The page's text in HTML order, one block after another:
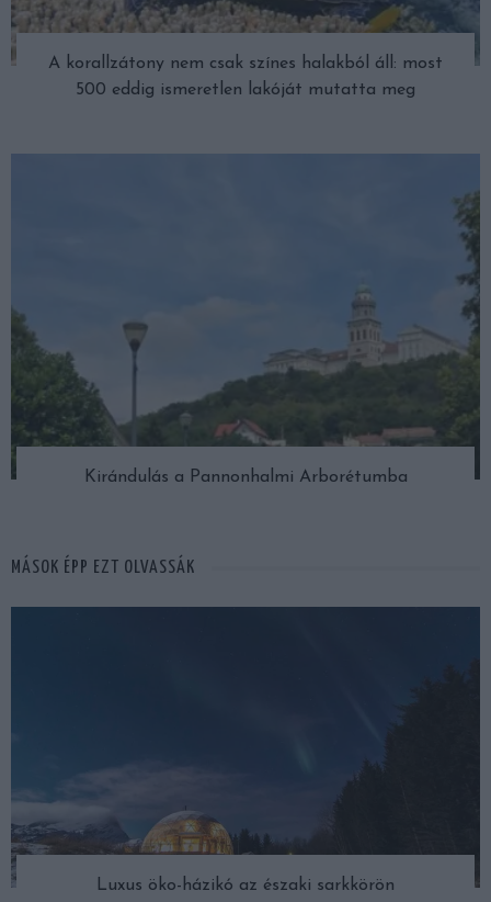
A korallzátony nem csak színes halakból áll: most
500 eddig ismeretlen lakóját mutatta meg
Kirándulás a Pannonhalmi Arborétumba
MÁSOK ÉPP EZT OLVASSÁK
Luxus öko-házikó az északi sarkkörön